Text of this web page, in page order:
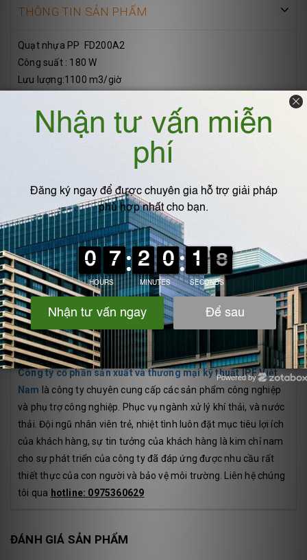
THÔNG TIN SẢN PHẨM
Quạt nhựa PP FD200A2
Công suất : 180 W
Lưu lượng:1100 m3/giờ
Kích thước miệng hút Ø160mm
Kích thước miệng thổi: Ø160mm
Vật liệu cánh nhựa PP đúc
Bảng thông số kích thước:
Quạt được dùng hút khí độc cho phòng thí nghiệm,phòng
học.hút hơi hóa chất dây chuyền mạ,dây chuyền điện hóa
....mùi mực in...
Công ty cổ phần sản xuất và thương mại kỹ thuật IPF Việt
Nam là công ty chuyên cung cấp các sản phẩm công nghiệp
và phụ trợ công nghiệp. Phục vụ ngành xử lý khí thải, và nước
thải. Đội ngũ nhân viên trẻ, nhiệt tình luôn đặt mục tiêu lợi ích
của khách hàng, sự tin tưởng của khách hàng là kim chỉ nam
cho sự phát triển của công ty đã đáp ứng được nhu cầu rất
thiết thực của con người và bảo vệ môi trường. Liên hệ chúng
tôi qua hotline: 0975360629
ĐÁNH GIÁ SẢN PHẨM
Powered by
Zotabox